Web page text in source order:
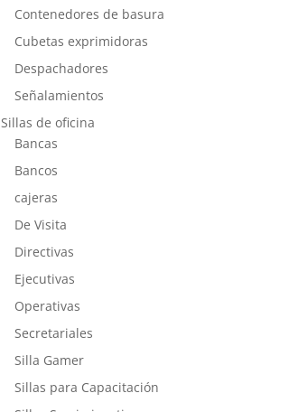
Contenedores de basura
Cubetas exprimidoras
Despachadores
Señalamientos
Sillas de oficina
Bancas
Bancos
cajeras
De Visita
Directivas
Ejecutivas
Operativas
Secretariales
Silla Gamer
Sillas para Capacitación